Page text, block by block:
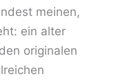
meinen,
ein alter
originalen